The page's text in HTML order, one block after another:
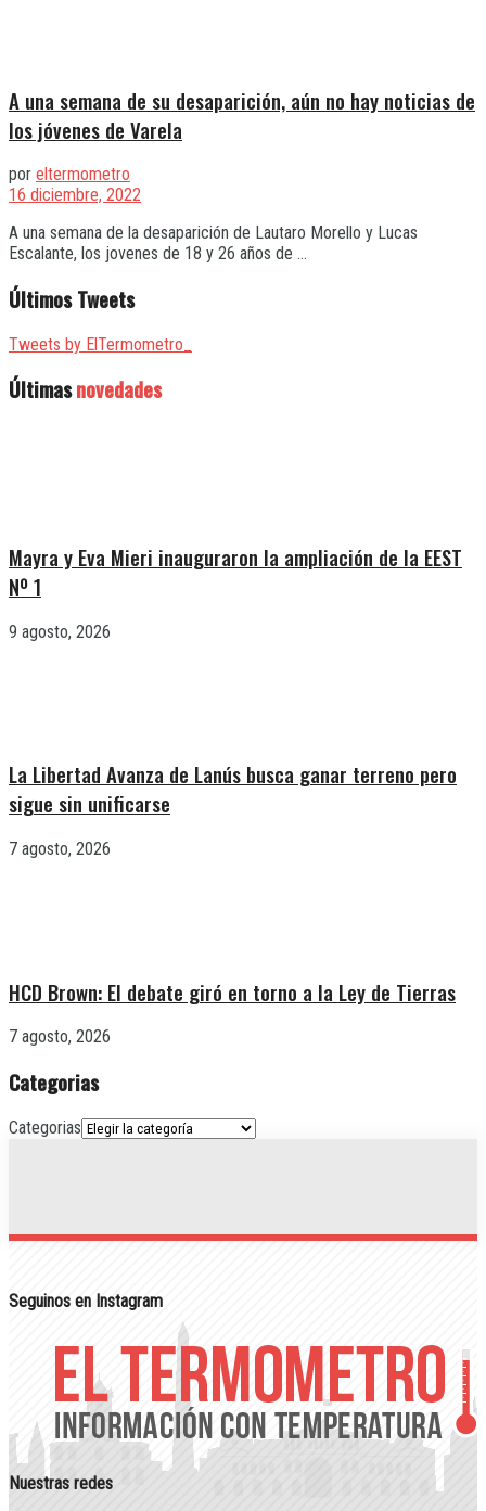
A una semana de su desaparición, aún no hay noticias de
los jóvenes de Varela
por eltermometro
16 diciembre, 2022
A una semana de la desaparición de Lautaro Morello y Lucas
Escalante, los jovenes de 18 y 26 años de ...
Últimos Tweets
Tweets by ElTermometro_
Últimasnovedades
Mayra y Eva Mieri inauguraron la ampliación de la EEST
Nº 1
9 agosto, 2026
La Libertad Avanza de Lanús busca ganar terreno pero
sigue sin unificarse
7 agosto, 2026
HCD Brown: El debate giró en torno a la Ley de Tierras
7 agosto, 2026
Categorias
Categorias
Seguinos en Instagram
Nuestras redes